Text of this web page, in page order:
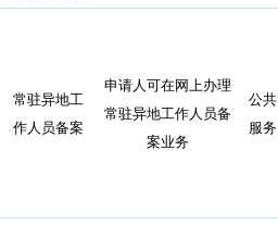
常驻异地工
作人员备案
申请人可在网上办理
常驻异地工作人员备
案业务
公共
服务